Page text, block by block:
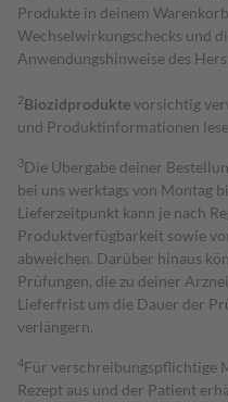
Produkte in deinem
Wechselwirkungschecks und
Anwendungshinweise des
2Biozidproduktevorsichtig
und Produktinformationen
3Die Übergabe deiner
bei uns werktags von Montag
Lieferzeitpunkt kann je nach
Produktverfügbarkeit sowie
abweichen. Darüber hinaus
Prüfungen, die zu deiner
Lieferfrist um die Dauer der
verlängern.
4Für verschreibungspflichtige
Rezept aus und der Patient